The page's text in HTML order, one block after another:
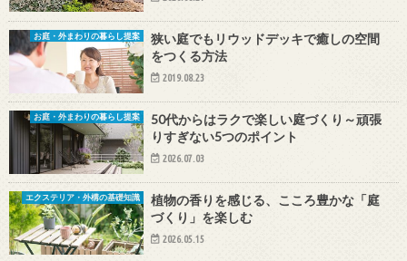
お庭・外まわりの暮らし提案
狭い庭でもリウッドデッキで癒しの空間
をつくる方法
2019.08.23
お庭・外まわりの暮らし提案
50代からはラクで楽しい庭づくり～頑張
りすぎない5つのポイント
2026.07.03
エクステリア・外構の基礎知識
植物の香りを感じる、こころ豊かな「庭
づくり」を楽しむ
2026.05.15